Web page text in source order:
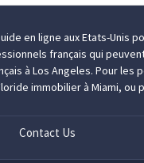
en ligne aux Etats-Unis
français qui
à Los Angeles. Pour les
immobilier à Miami, ou
Contact Us